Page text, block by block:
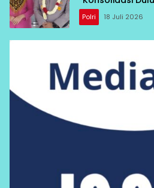
Warga”
Polri 18 Juli 2026